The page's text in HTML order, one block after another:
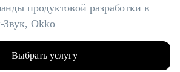
продуктовой разработки в
Okko
Выбрать услугу